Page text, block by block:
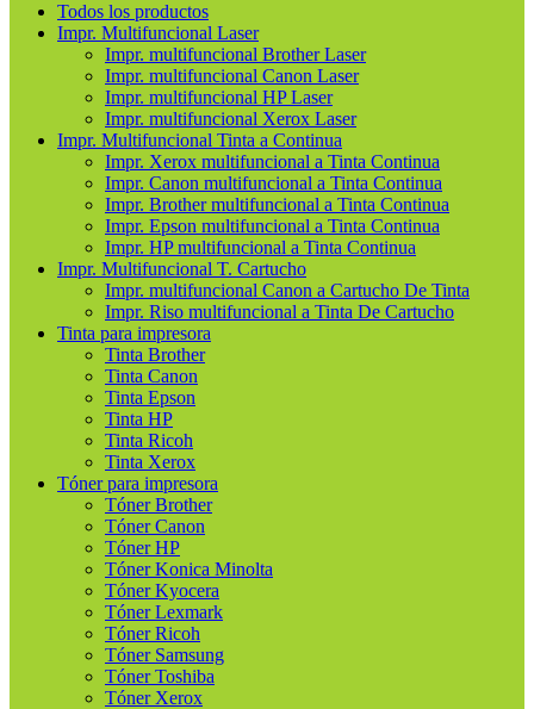
Todos los productos
Impr. Multifuncional Laser
Impr. multifuncional Brother Laser
Impr. multifuncional Canon Laser
Impr. multifuncional HP Laser
Impr. multifuncional Xerox Laser
Impr. Multifuncional Tinta a Continua
Impr. Xerox multifuncional a Tinta Continua
Impr. Canon multifuncional a Tinta Continua
Impr. Brother multifuncional a Tinta Continua
Impr. Epson multifuncional a Tinta Continua
Impr. HP multifuncional a Tinta Continua
Impr. Multifuncional T. Cartucho
Impr. multifuncional Canon a Cartucho De Tinta
Impr. Riso multifuncional a Tinta De Cartucho
Tinta para impresora
Tinta Brother
Tinta Canon
Tinta Epson
Tinta HP
Tinta Ricoh
Tinta Xerox
Tóner para impresora
Tóner Brother
Tóner Canon
Tóner HP
Tóner Konica Minolta
Tóner Kyocera
Tóner Lexmark
Tóner Ricoh
Tóner Samsung
Tóner Toshiba
Tóner Xerox